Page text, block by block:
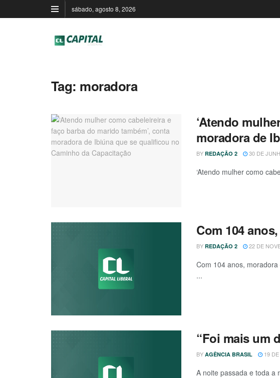
sábado, agosto 8, 2026
Tag: moradora
‘Atendo
moradora de
BY REDAÇÃO 2 30 DE
‘Atendo mulher como
Com 104
BY REDAÇÃO 2 22 DE
Com 104 anos,
...
“Foi mais um
BY AGÊNCIA BRASIL 19 DE
A noite passada e toda a